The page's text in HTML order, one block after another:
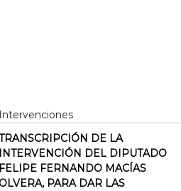
Intervenciones
DE LA
INTERVENCIÓN DEL DIPUTADO
FELIPE FERNANDO MACÍAS
OLVERA, PARA DAR LAS